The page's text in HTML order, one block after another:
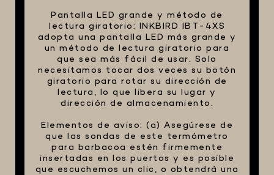
Pantalla LED grande y método de
lectura giratorio: INKBIRD IBT-4XS
adopta una pantalla LED más grande y
un método de lectura giratorio para
que sea más fácil de usar. Solo
necesitamos tocar dos veces su botón
giratorio para rotar su dirección de
lectura, lo que libera su lugar y
dirección de almacenamiento.
Elementos de aviso: (a) Asegúrese de
que las sondas de este termómetro
para barbacoa estén firmemente
insertadas en los puertos y es posible
que escuchemos un clic, o obtendrá una